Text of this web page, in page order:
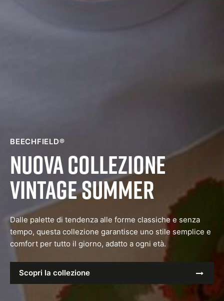
BEECHFIELD®
Nuova collezione
Vintage Summer
Dalle palette di tendenza alle forme classiche e senza
tempo, questa collezione garantisce uno stile semplice e
comfort per tutto il giorno, adatto a ogni età.
Scopri la collezione